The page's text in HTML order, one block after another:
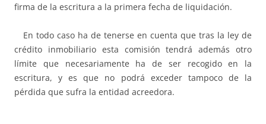
firma de la escritura a la primera fecha de liquidación.
En todo caso ha de tenerse en cuenta que tras la ley de
crédito inmobiliario esta comisión tendrá además otro
límite que necesariamente ha de ser recogido en la
escritura, y es que no podrá exceder tampoco de la
pérdida que sufra la entidad acreedora.